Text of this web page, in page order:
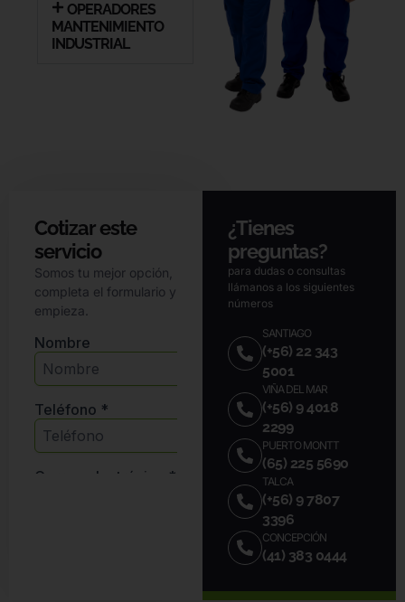
OPERADORES
MANTENIMIENTO
INDUSTRIAL
Cotizar este
servicio
Somos tu mejor opción,
completa el formulario y
empieza.
¿Tienes
preguntas?
para dudas o consultas
llámanos a los siguientes
números
SANTIAGO
(+56) 22 343
5001
VIÑA DEL MAR
(+56) 9 4018
2299
PUERTO MONTT
(65) 225 5690
TALCA
(+56) 9 7807
3396
CONCEPCIÓN
(41) 383 0444